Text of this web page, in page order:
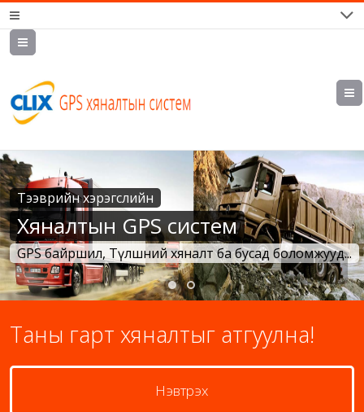
952223647
GPS байршил, Түлшний хяналт ба бусад боломжууд...
Хяналтын GPS систем
Тээврийн хэрэгслийн
Таны гарт хяналтыг атгуулна!
Нэвтрэх